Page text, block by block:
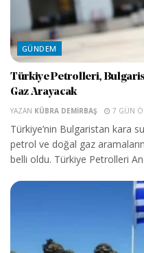
GÜNDEM
Türkiye Petrolleri,
Gaz Arayacak
YAZAN KÜBRA DEMIRBAŞ 7 GÜN
Türkiye’nin Bulgaristan kara
petrol ve doğal gaz
belli oldu. Türkiye Petrolleri